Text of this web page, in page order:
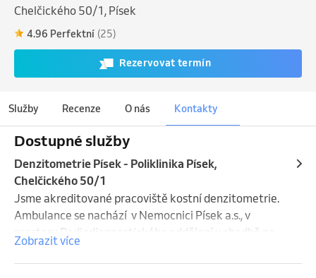
Chelčického 50/1, Písek
4.96 Perfektní (25)
Rezervovat termín
Služby Recenze O nás Kontakty
Dostupné služby
Denzitometrie Písek - Poliklinika Písek,
Chelčického 50/1
Jsme akreditované pracoviště kostní denzitometrie.
Ambulance se nachází  v Nemocnici Písek a.s., v
prostoru Radiodiagnostického oddělení v chodbě na
straně směrem k ortopedické ambulanci. Následná
péče pro pacienty s diagnostikovanou osteoporózou
Zobrazit více